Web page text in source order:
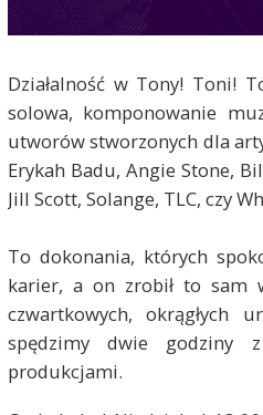
Działalność w Tony! Toni!
solowa, komponowanie
utworów stworzonych dla
Erykah Badu, Angie Stone,
Jill Scott, Solange, TLC, czy
To dokonania, których
karier, a on zrobił to sam
czwartkowych, okrągłych
spędzimy dwie godziny
produkcjami.